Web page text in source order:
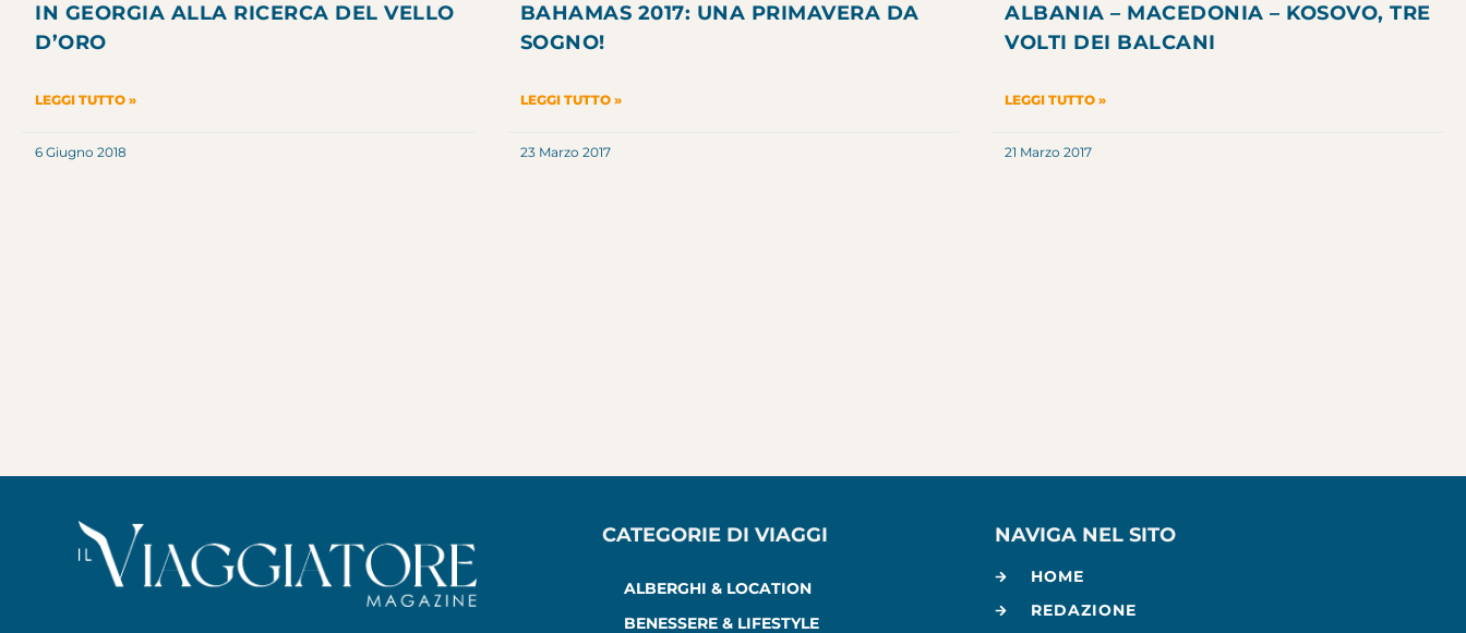
IN GEORGIA ALLA RICERCA DEL VELLO
D’ORO
LEGGI TUTTO »
6 Giugno 2018
BAHAMAS 2017: UNA PRIMAVERA DA
SOGNO!
LEGGI TUTTO »
23 Marzo 2017
ALBANIA – MACEDONIA – KOSOVO, TRE
VOLTI DEI BALCANI
LEGGI TUTTO »
21 Marzo 2017
CATEGORIE DI VIAGGI
ALBERGHI & LOCATION
BENESSERE & LIFESTYLE
NAVIGA NEL SITO
HOME
REDAZIONE